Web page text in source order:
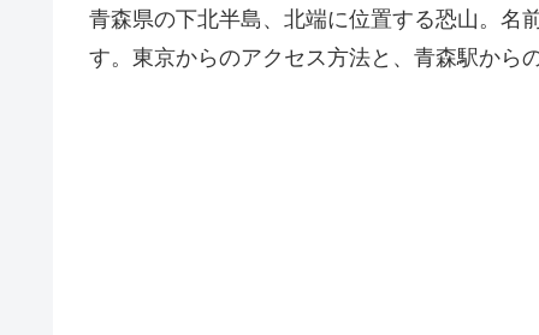
青森県の下北半島、北端に位置する恐山。名
す。東京からのアクセス方法と、青森駅から